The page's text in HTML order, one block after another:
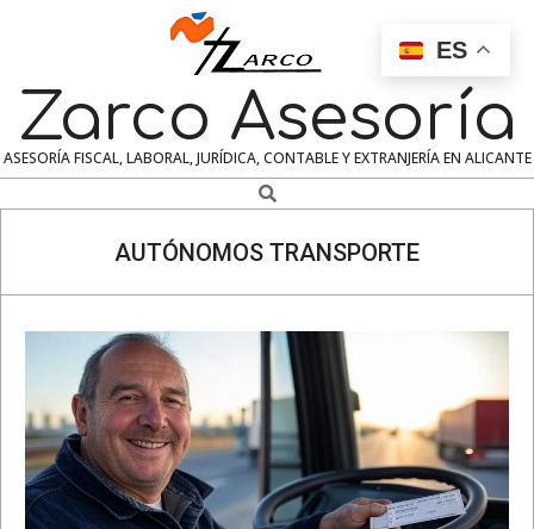
Zarco Asesoría
ASESORÍA FISCAL, LABORAL, JURÍDICA, CONTABLE Y EXTRANJERÍA EN ALICANTE
Search
AUTÓNOMOS TRANSPORTE
ES